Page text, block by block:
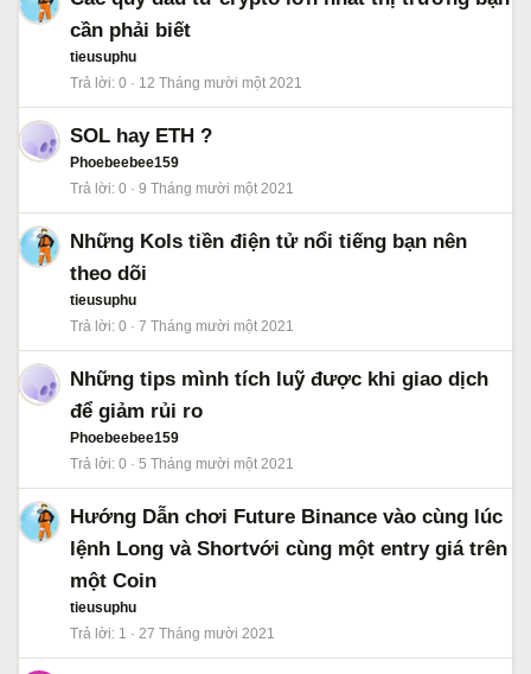
cần phải biết
tieusuphu
Trả lời 0 12 Tháng mười một 2021
SOL hay ETH ?
Phoebeebee159
Trả lời 0 9 Tháng mười một 2021
Những Kols tiền điện tử nổi tiếng bạn nên
theo dõi
tieusuphu
Trả lời 0 7 Tháng mười một 2021
Những tips mình tích luỹ được khi giao dịch
để giảm rủi ro
Phoebeebee159
Trả lời 0 5 Tháng mười một 2021
Hướng Dẫn chơi Future Binance vào cùng lúc
lệnh Long và Shortvới cùng một entry giá trên
một Coin
tieusuphu
Trả lời 1 27 Tháng mười 2021